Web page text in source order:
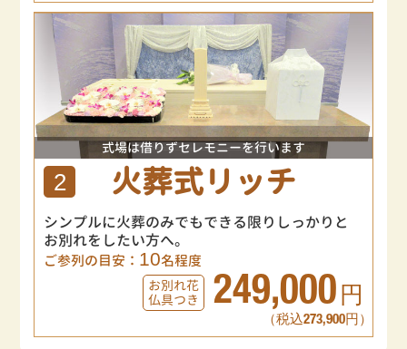
式場は借りずセレモニーを行います
2 火葬式リッチ
シンプルに火葬のみでもできる限りしっかりと
お別れをしたい方へ。
ご参列の目安： 10名程度
お別れ花
仏具つき
249,000 円
（税込273,900円）